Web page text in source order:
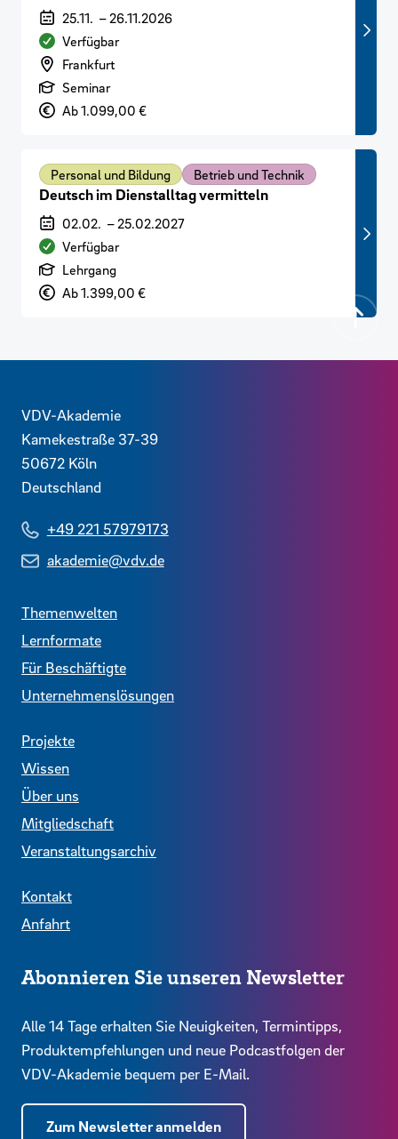
Veranstaltungszeitraum
25.11. –26.11.2026
Verfügbarkeit
Verfügbar
Veranstaltungsort
Frankfurt
Art der Veranstaltung
Seminar
PreisAb 1.099,00 €
Personal und Bildung Betrieb und Technik
Deutsch im Dienstalltag vermitteln
Veranstaltungszeitraum
02.02. –25.02.2027
Verfügbarkeit
Verfügbar
Art der Veranstaltung
Lehrgang
PreisAb 1.399,00 €
Kontaktdaten und weitere Links
VDV-Akademie
Kamekestraße 37-39
50672 Köln
Deutschland
+49 221 57979173
akademie@vdv.de
Abonnieren Sie unseren Newsletter
Alle 14 Tage erhalten Sie Neuigkeiten, Termintipps,
Produktempfehlungen und neue Podcastfolgen der
VDV-Akademie bequem per E-Mail.
Zum Newsletter anmelden
Themenwelten
Lernformate
Für Beschäftigte
Unternehmenslösungen
Projekte
Wissen
Über uns
Mitgliedschaft
Veranstaltungsarchiv
Kontakt
Anfahrt